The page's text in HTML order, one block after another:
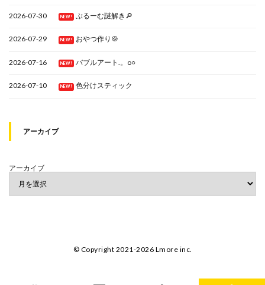
2026-07-30 NEW! ぶるーむ謎解き🔎
2026-07-29 NEW! おやつ作り🍪
2026-07-16 NEW! バブルアート.。o○
2026-07-10 NEW! 色分けスティック
アーカイブ
アーカイブ
© Copyright 2021-2026 Lmore inc.